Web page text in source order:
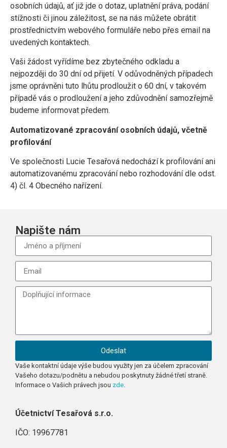
osobních údajů, ať již jde o dotaz, uplatnění práva, podání
stížnosti či jinou záležitost, se na nás můžete obrátit
prostřednictvím webového formuláře nebo přes email na
uvedených kontaktech.
Vaši žádost vyřídíme bez zbytečného odkladu a
nejpozději do 30 dní od přijetí. V odůvodněných případech
jsme oprávněni tuto lhůtu prodloužit o 60 dní, v takovém
případě vás o prodloužení a jeho zdůvodnění samozřejmě
budeme informovat předem.
Automatizované zpracování osobních údajů, včetně
profilování
Ve společnosti Lucie Tesařová nedochází k profilování ani
automatizovanému zpracování nebo rozhodování dle odst.
4) čl. 4 Obecného nařízení.
Napište nám
Odeslat
Vaše kontaktní údaje výše budou využity jen za účelem zpracování
Vašeho dotazu/podnětu a nebudou poskytnuty žádné třetí straně.
Informace o Vašich právech jsou zde.
Účetnictví Tesařová s.r.o.
IČO: 19967781